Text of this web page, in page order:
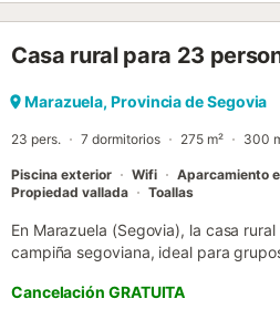
Río Duratón, bodegas de la Ribera
Casa rural para 23
Marazuela, Provincia de Segovia
23 pers. 7 dormitorios 275 m² 300
Piscina exterior Wifi Aparcamiento
Propiedad vallada
Toallas
En Marazuela (Segovia), la casa
campiña segoviana, ideal para
baños, con capacidad para hasta
Cancelación GRATUITA